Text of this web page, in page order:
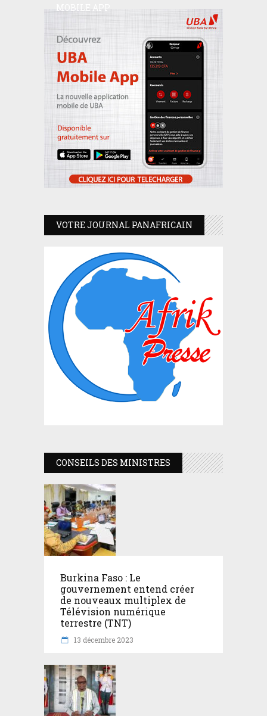
MOBILE APP
VOTRE JOURNAL PANAFRICAIN
CONSEILS DES MINISTRES
Burkina Faso : Le
gouvernement entend créer
de nouveaux multiplex de
Télévision numérique
terrestre (TNT)
13 décembre 2023